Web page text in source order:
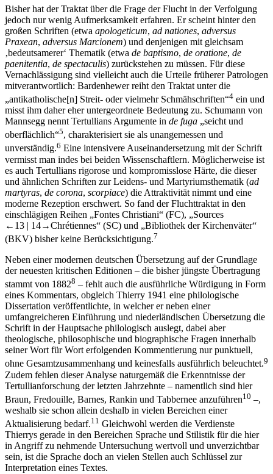
Bisher hat der Traktat über die Frage der Flucht in der Verfolgung
jedoch nur wenig Aufmerksamkeit erfahren. Er scheint hinter den
großen Schriften (etwa apologeticum, ad nationes, adversus
Praxean, adversus Marcionem) und denjenigen mit gleichsam
‚bedeutsamerer‘ Thematik (etwa de baptismo, de oratione, de
paenitentia, de spectaculis) zurückstehen zu müssen. Für diese
Vernachlässigung sind vielleicht auch die Urteile früherer Patrologen
mitverantwortlich: Bardenhewer reiht den Traktat unter die
„antikatholische[n]‌ Streit- oder vielmehr Schmähschriften“4 ein und
misst ihm daher eher untergeordnete Bedeutung zu. Schumann von
Mannsegg nennt Tertullians Argumente in de fuga „seicht und
oberflächlich“5, charakterisiert sie als unangemessen und
unverständig.6 Eine intensivere Auseinandersetzung mit der Schrift
vermisst man indes bei beiden Wissenschaftlern. Möglicherweise ist
es auch Tertullians rigorose und kompromisslose Härte, die dieser
und ähnlichen Schriften zur Leidens- und Martyriumsthematik (ad
martyras, de corona, scorpiace) die Attraktivität nimmt und eine
moderne Rezeption erschwert. So fand der Fluchttraktat in den
einschlägigen Reihen „Fontes Christiani“ (FC), „Sources
←13 | 14→Chrétiennes“ (SC) und „Bibliothek der Kirchenväter“
(BKV) bisher keine Berücksichtigung.7
Neben einer modernen deutschen Übersetzung auf der Grundlage
der neuesten kritischen Editionen – die bisher jüngste Übertragung
stammt von 18828 – fehlt auch die ausführliche Würdigung in Form
eines Kommentars, obgleich Thierry 1941 eine philologische
Dissertation veröffentlichte, in welcher er neben einer
umfangreicheren Einführung und niederländischen Übersetzung die
Schrift in der Hauptsache philologisch auslegt, dabei aber
theologische, philosophische und biographische Fragen innerhalb
seiner Wort für Wort erfolgenden Kommentierung nur punktuell,
ohne Gesamtzusammenhang und keinesfalls ausführlich beleuchtet.9
Zudem fehlen dieser Analyse naturgemäß die Erkenntnisse der
Tertullianforschung der letzten Jahrzehnte – namentlich sind hier
Braun, Fredouille, Barnes, Rankin und Tabbernee anzuführen10 –,
weshalb sie schon allein deshalb in vielen Bereichen einer
Aktualisierung bedarf.11 Gleichwohl werden die Verdienste
Thierrys gerade in den Bereichen Sprache und Stilistik für die hier
in Angriff zu nehmende Untersuchung wertvoll und unverzichtbar
sein, ist die Sprache doch an vielen Stellen auch Schlüssel zur
Interpretation eines Textes.